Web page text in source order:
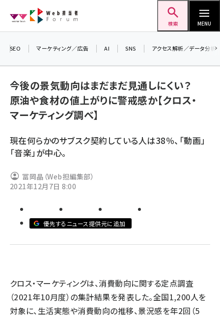
ン
検索 MENU
seo (3516)
youtube (2420)
セミナー (2296)
meo (1274)
SEO マーケティング／広告 AI SNS アクセス解析／データ分析
今後の景気動向はまだまだ見通しにくい？
原油や食材の値上がりに警戒感か【クロス・
マーケティング調べ】
現在何らかのサブスク契約している人は38％、「動画」
「音楽」が中心。
冨岡晶（Web担編集部）
2021年12月7日 8:00
優先するニュース提供元に追加
クロス・マーケティングは、消費動向に関する定点調査
（2021年10月度）の集計結果を発表した。全国1,200人を
対象に、生活実態や消費動向の推移、景況感を年2回（5